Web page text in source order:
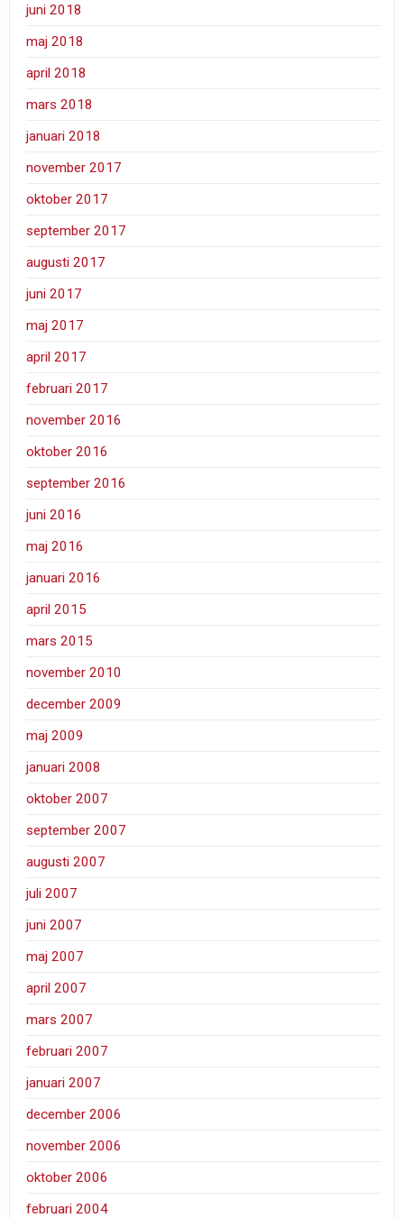
juni 2018
maj 2018
april 2018
mars 2018
januari 2018
november 2017
oktober 2017
september 2017
augusti 2017
juni 2017
maj 2017
april 2017
februari 2017
november 2016
oktober 2016
september 2016
juni 2016
maj 2016
januari 2016
april 2015
mars 2015
november 2010
december 2009
maj 2009
januari 2008
oktober 2007
september 2007
augusti 2007
juli 2007
juni 2007
maj 2007
april 2007
mars 2007
februari 2007
januari 2007
december 2006
november 2006
oktober 2006
februari 2004